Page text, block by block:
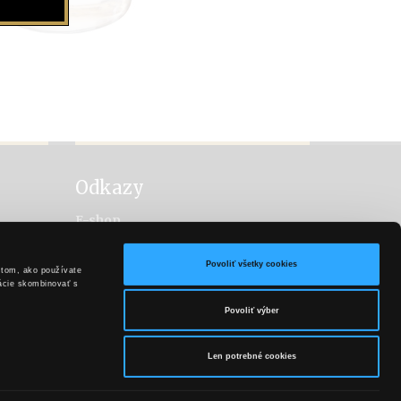
ako používate
skombinovať s
Povoliť všetky cookies
Povoliť výber
Len potrebné cookies
Odkazy
E-shop
Facebook
Hubert Sekt